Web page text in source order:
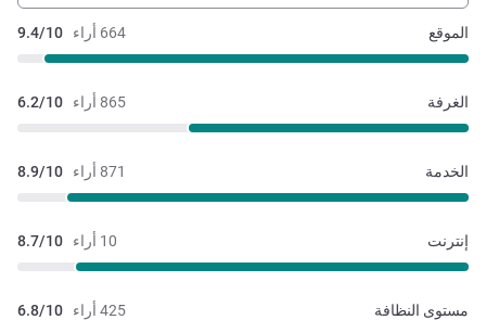
664 أراء 9.4/10 الموقع
865 أراء 6.2/10 الغرفة
871 أراء 8.9/10 الخدمة
10 أراء 8.7/10 إنترنت
425 أراء 6.8/10 مستوى النظافة